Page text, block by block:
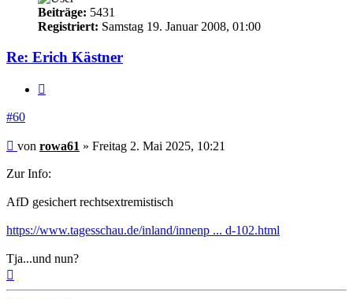
Beiträge: 5431
Registriert: Samstag 19. Januar 2008, 01:00
Re: Erich Kästner
#60
Beitrag
von rowa61 » Freitag 2. Mai 2025, 10:21
Zur Info:
AfD gesichert rechtsextremistisch
https://www.tagesschau.de/inland/innenp ... d-102.html
Tja...und nun?